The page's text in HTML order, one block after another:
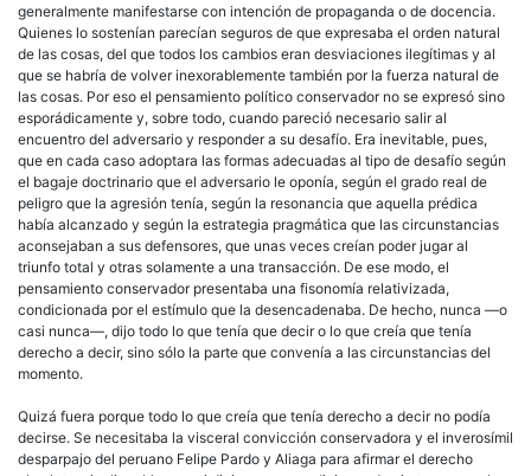
generalmente manifestarse con intención de propaganda o de docencia.
Quienes lo sostenían parecían seguros de que expresaba el orden natural
de las cosas, del que todos los cambios eran desviaciones ilegítimas y al
que se habría de volver inexorablemente también por la fuerza natural de
las cosas. Por eso el pensamiento político conservador no se expresó sino
esporádicamente y, sobre todo, cuando pareció necesario salir al
encuentro del adversario y responder a su desafío. Era inevitable, pues,
que en cada caso adoptara las formas adecuadas al tipo de desafío según
el bagaje doctrinario que el adversario le oponía, según el grado real de
peligro que la agresión tenía, según la resonancia que aquella prédica
había alcanzado y según la estrategia pragmática que las circunstancias
aconsejaban a sus defensores, que unas veces creían poder jugar al
triunfo total y otras solamente a una transacción. De ese modo, el
pensamiento conservador presentaba una fisonomía relativizada,
condicionada por el estímulo que la desencadenaba. De hecho, nunca —o
casi nunca—, dijo todo lo que tenía que decir o lo que creía que tenía
derecho a decir, sino sólo la parte que convenía a las circunstancias del
momento.
Quizá fuera porque todo lo que creía que tenía derecho a decir no podía
decirse. Se necesitaba la visceral convicción conservadora y el inverosímil
desparpajo del peruano Felipe Pardo y Aliaga para afirmar el derecho